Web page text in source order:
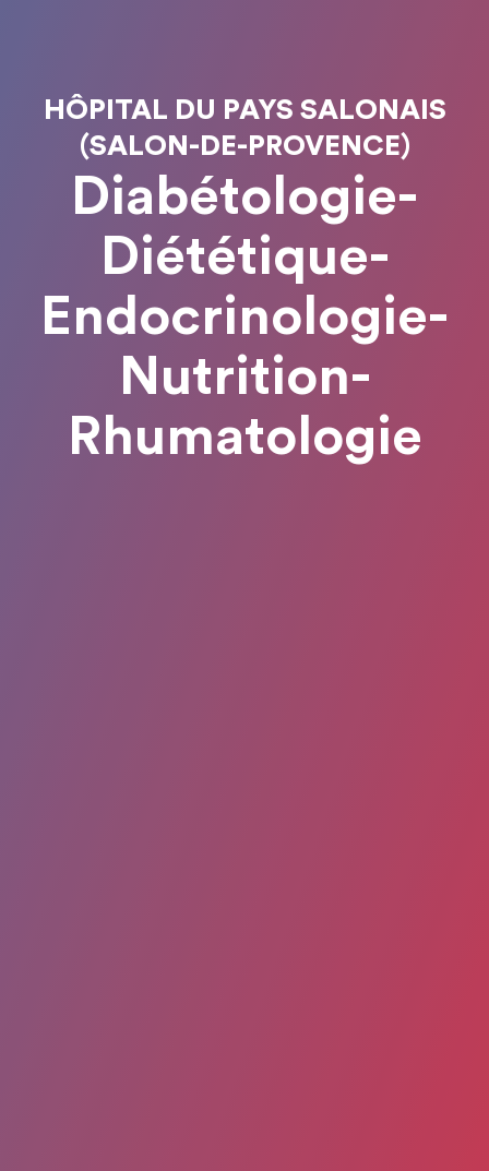
HÔPITAL DU PAYS SALONAIS
(SALON-DE-PROVENCE)
Diabétologie-
Diététique-
Endocrinologie-
Nutrition-
Rhumatologie